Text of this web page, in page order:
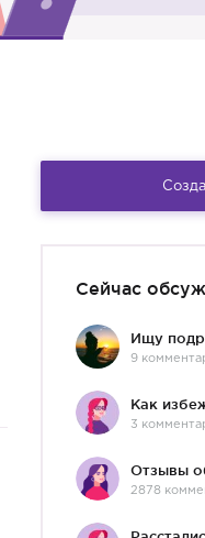
Сейчас
Ищу
9
Как
3
2878